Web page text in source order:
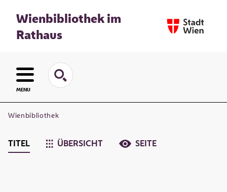
Wienbibliothek im
Rathaus
MENU
Wienbibliothek
TITEL ÜBERSICHT SEITE